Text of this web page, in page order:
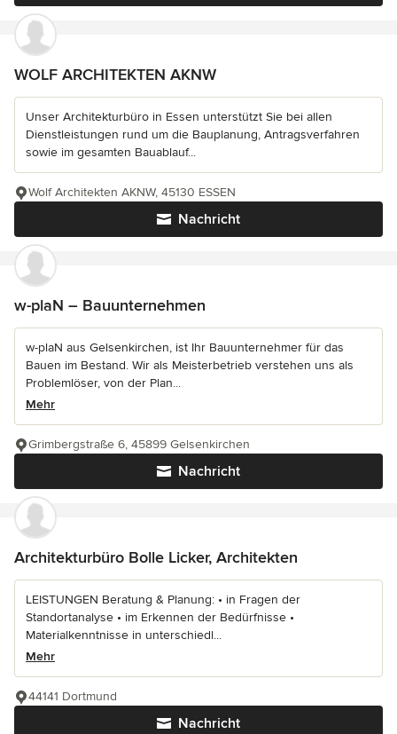
WOLF ARCHITEKTEN AKNW
Unser Architekturbüro in Essen unterstützt Sie bei allen
Dienstleistungen rund um die Bauplanung, Antragsverfahren
sowie im gesamten Bauablauf...
Nachricht
Wolf Architekten AKNW, 45130 ESSEN
w-plaN – Bauunternehmen
w-plaN aus Gelsenkirchen, ist Ihr Bauunternehmer für das
Bauen im Bestand. Wir als Meisterbetrieb verstehen uns als
Problemlöser, von der Plan...
Mehr
Nachricht
Grimbergstraße 6, 45899 Gelsenkirchen
Architekturbüro Bolle Licker, Architekten
LEISTUNGEN Beratung & Planung: • in Fragen der
Standortanalyse • im Erkennen der Bedürfnisse •
Materialkenntnisse in unterschiedl...
Mehr
Nachricht
44141 Dortmund